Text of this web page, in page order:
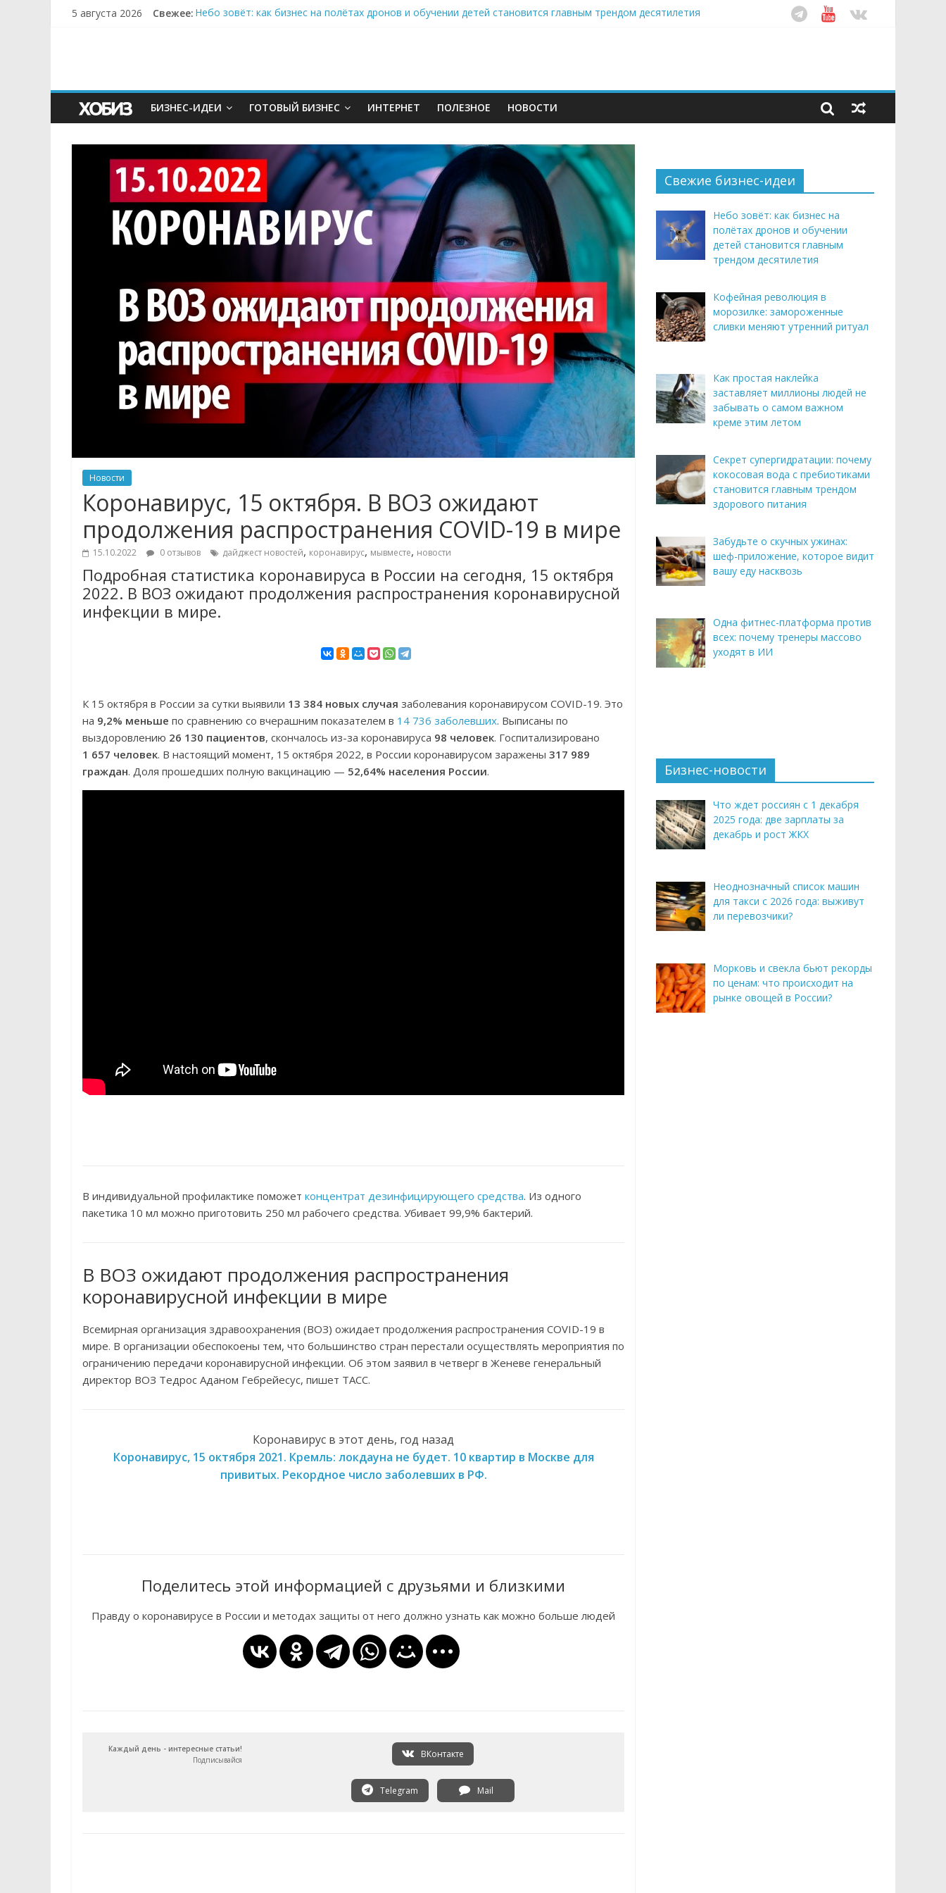
5 августа 2026 Свежее: Небо зовёт: как бизнес на полётах дронов и обучении детей становится главным трендом десятилетия
БИЗНЕС-ИДЕИ ГОТОВЫЙ БИЗНЕС ИНТЕРНЕТ ПОЛЕЗНОЕ НОВОСТИ
Новости
Коронавирус, 15 октября. В ВОЗ ожидают
продолжения распространения COVID-19 в мире
15.10.2022 0 отзывов дайджест новостей, коронавирус, мывместе, новости
Подробная статистика коронавируса в России на сегодня, 15 октября
2022. В ВОЗ ожидают продолжения распространения коронавирусной
инфекции в мире.
К 15 октября в России за сутки выявили 13 384 новых случая заболевания коронавирусом COVID-19. Это
на 9,2% меньше по сравнению со вчерашним показателем в 14 736 заболевших. Выписаны по
выздоровлению 26 130 пациентов, скончалось из-за коронавируса 98 человек. Госпитализировано
1 657 человек. В настоящий момент, 15 октября 2022, в России коронавирусом заражены 317 989
граждан. Доля прошедших полную вакцинацию — 52,64% населения России.
В индивидуальной профилактике поможет концентрат дезинфицирующего средства. Из одного
пакетика 10 мл можно приготовить 250 мл рабочего средства. Убивает 99,9% бактерий.
В ВОЗ ожидают продолжения распространения
коронавирусной инфекции в мире
Всемирная организация здравоохранения (ВОЗ) ожидает продолжения распространения COVID-19 в
мире. В организации обеспокоены тем, что большинство стран перестали осуществлять мероприятия по
ограничению передачи коронавирусной инфекции. Об этом заявил в четверг в Женеве генеральный
директор ВОЗ Тедрос Аданом Гебрейесус, пишет ТАСС.
Коронавирус в этот день, год назад
Коронавирус, 15 октября 2021. Кремль: локдауна не будет. 10 квартир в Москве для
привитых. Рекордное число заболевших в РФ.
Поделитесь этой информацией с друзьями и близкими
Правду о коронавирусе в России и методах защиты от него должно узнать как можно больше людей
Каждый день - интересные статьи!
Подписывайся
ВКонтакте
Telegram Mail
Свежие бизнес-идеи
Небо зовёт: как бизнес на
полётах дронов и обучении
детей становится главным
трендом десятилетия
Кофейная революция в
морозилке: замороженные
сливки меняют утренний ритуал
Как простая наклейка
заставляет миллионы людей не
забывать о самом важном
креме этим летом
Секрет супергидратации: почему
кокосовая вода с пребиотиками
становится главным трендом
здорового питания
Забудьте о скучных ужинах:
шеф-приложение, которое видит
вашу еду насквозь
Одна фитнес-платформа против
всех: почему тренеры массово
уходят в ИИ
Бизнес-новости
Что ждет россиян с 1 декабря
2025 года: две зарплаты за
декабрь и рост ЖКХ
Неоднозначный список машин
для такси с 2026 года: выживут
ли перевозчики?
Морковь и свекла бьют рекорды
по ценам: что происходит на
рынке овощей в России?